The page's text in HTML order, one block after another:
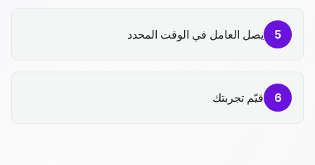
5 يصل العامل في الوقت المحدد
6 قيّم تجربتك